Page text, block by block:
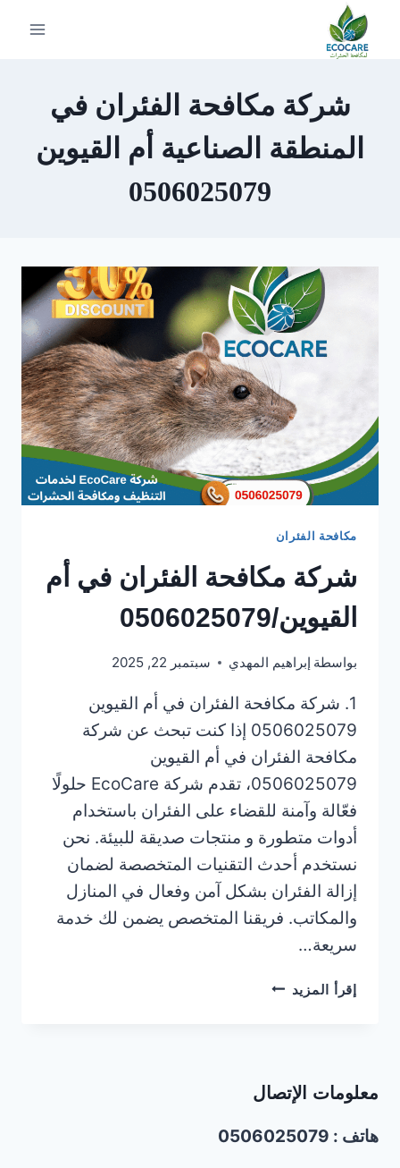
التجاوز
شركة مكافحة الفئران في
المنطقة الصناعية أم القيوين
0506025079
مكافحة الفئران
شركة مكافحة الفئران في أم
القيوين/0506025079
بواسطة إبراهيم المهدي سبتمبر 22, 2025
1. شركة مكافحة الفئران في أم القيوين
0506025079 إذا كنت تبحث عن شركة
مكافحة الفئران في أم القيوين
0506025079، تقدم شركة EcoCare حلولًا
فعّالة وآمنة للقضاء على الفئران باستخدام
أدوات متطورة و منتجات صديقة للبيئة. نحن
نستخدم أحدث التقنيات المتخصصة لضمان
إزالة الفئران بشكل آمن وفعال في المنازل
والمكاتب. فريقنا المتخصص يضمن لك خدمة
سريعة…
إقرأ المزيد شركة
القيوين/0506025079
معلومات الإتصال
هاتف : 0506025079